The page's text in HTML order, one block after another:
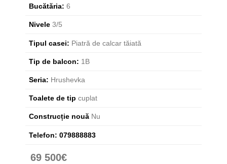
Bucătăria: 6
Nivele 3/5
Tipul casei: Piatră de calcar tăiată
Tip de balcon: 1B
Seria: Hrushevka
Toalete de tipcuplat
Construcție nouă Nu
Telefon: 079888883
69 500€